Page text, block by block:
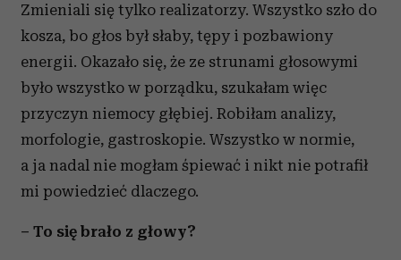
Zmieniali się tylko realizatorzy. Wszystko szło do
kosza, bo głos był słaby, tępy i pozbawiony
energii. Okazało się, że ze strunami głosowymi
było wszystko w porządku, szukałam więc
przyczyn niemocy głębiej. Robiłam analizy,
morfologie, gastroskopie. Wszystko w normie,
a ja nadal nie mogłam śpiewać i nikt nie potrafił
mi powiedzieć dlaczego.
– To się brało z głowy?